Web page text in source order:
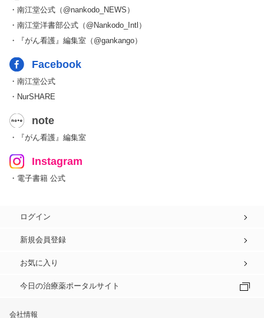
・南江堂公式（@nankodo_NEWS）
・南江堂洋書部公式（@Nankodo_Intl）
・『がん看護』編集室（@gankango）
Facebook
・南江堂公式
・NurSHARE
note
・『がん看護』編集室
Instagram
・電子書籍 公式
ログイン
新規会員登録
お気に入り
今日の治療薬ポータルサイト
会社情報